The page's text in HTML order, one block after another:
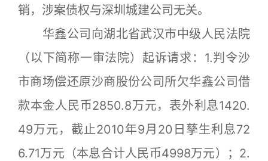
销，涉案债权与深圳城建公司无关。
华鑫公司向湖北省武汉市中级人民法院
（以下简称一审法院）起诉请求：1.判令沙
市商场偿还原沙商股份公司所欠华鑫公司借
款本金人民币2850.8万元，表外利息1420.
49万元，截止2010年9月20日孳生利息72
6.71万元（本息合计人民币4998万元）；2.